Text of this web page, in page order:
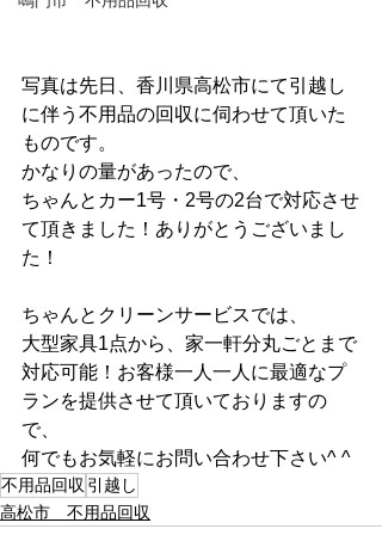
写真は先日、香川県高松市にて引越し
に伴う不用品の回収に伺わせて頂いた
ものです。
かなりの量があったので、
ちゃんとカー1号・2号の2台で対応させ
て頂きました！ありがとうございまし
た！
ちゃんとクリーンサービスでは、
大型家具1点から、家一軒分丸ごとまで
対応可能！お客様一人一人に最適なプ
ランを提供させて頂いておりますの
で、
何でもお気軽にお問い合わせ下さい^ ^
不用品回収 引越し
高松市 不用品回収